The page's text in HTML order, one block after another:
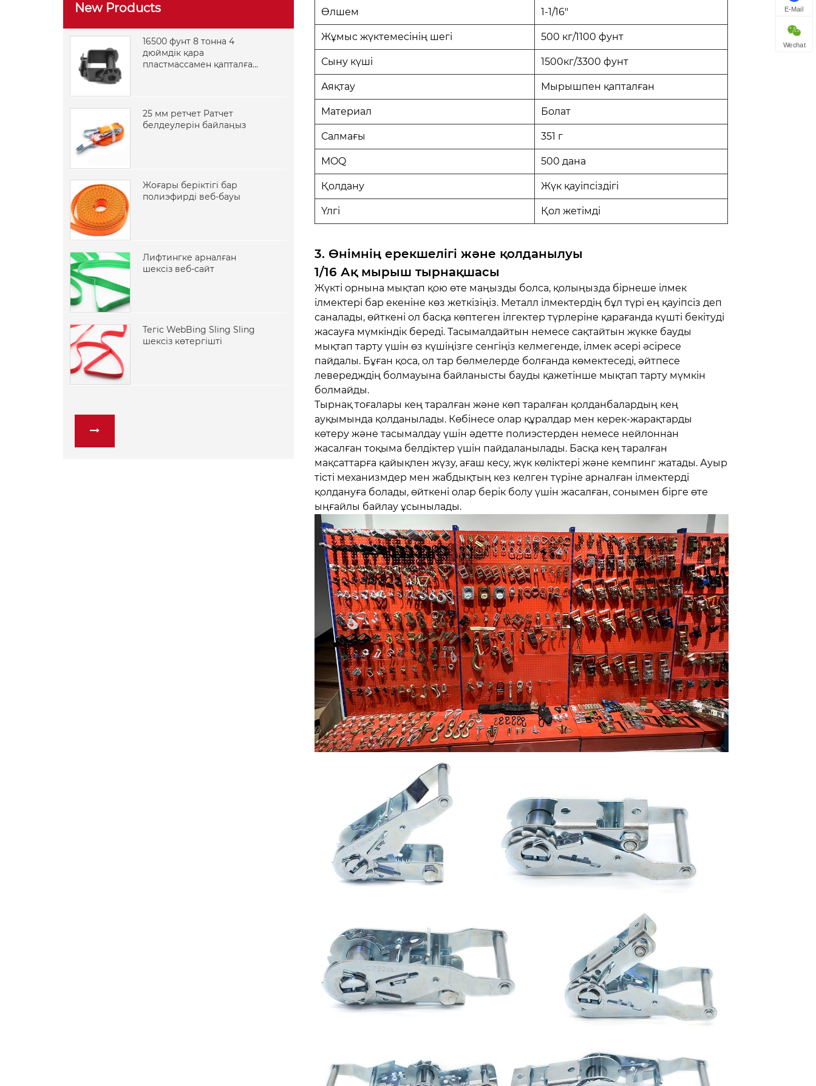
New Products
16500 фунт 8 тонна 4
дюймдік қара
пластмассамен қапталған
25 мм ретчет Ратчет
белдеулерін байлаңыз
Жоғары беріктігі бар
полиэфирді веб-бауы
Лифтингке арналған
шексіз веб-сайт
Тегіс WebBing Sling Sling
шексіз көтергішті
Өлшем 1-1/16"
Жұмыс жүктемесінің шегі 500 кг/1100 фунт
Сыну күші 1500кг/3300 фунт
Аяқтау Мырышпен қапталған
Материал Болат
Салмағы 351 г
MOQ 500 дана
Қолдану Жүк қауіпсіздігі
Үлгі Қол жетімді
3. Өнімнің ерекшелігі және қолданылуы
1/16 Ақ мырыш тырнақшасы
Жүкті орнына мықтап қою өте маңызды болса, қолыңызда бірнеше ілмек
ілмектері бар екеніне көз жеткізіңіз. Металл ілмектердің бұл түрі ең қауіпсіз деп
саналады, өйткені ол басқа көптеген ілгектер түрлеріне қарағанда күшті бекітуді
жасауға мүмкіндік береді. Тасымалдайтын немесе сақтайтын жүкке бауды
мықтап тарту үшін өз күшіңізге сенгіңіз келмегенде, ілмек әсері әсіресе
пайдалы. Бұған қоса, ол тар бөлмелерде болғанда көмектеседі, әйтпесе
левередждің болмауына байланысты бауды қажетінше мықтап тарту мүмкін
болмайды.
Тырнақ тоғалары кең таралған және көп таралған қолданбалардың кең
ауқымында қолданылады. Көбінесе олар құралдар мен керек-жарақтарды
көтеру және тасымалдау үшін әдетте полиэстерден немесе нейлоннан
жасалған тоқыма белдіктер үшін пайдаланылады. Басқа кең таралған
мақсаттарға қайықпен жүзу, ағаш кесу, жүк көліктері және кемпинг жатады. Ауыр
тісті механизмдер мен жабдықтың кез келген түріне арналған ілмектерді
қолдануға болады, өйткені олар берік болу үшін жасалған, сонымен бірге өте
ыңғайлы байлау ұсынылады.
E-Mail
Wechat